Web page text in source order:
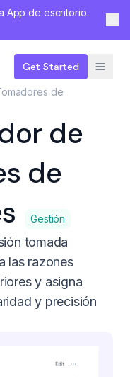
App de escritorio.
Get Started
de
de
de
Gestión
tomada
las razones
y asigna
y precisión